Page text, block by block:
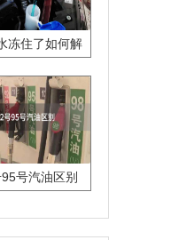
冻住了如何解
号汽油区别